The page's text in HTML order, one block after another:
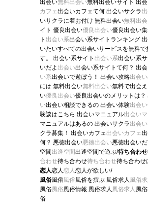
出会い無料出会い無料出会いサイト 出
カフェ出会いカフェて何 出会いサクラ
いサクラに着お付け 無料出会い無料出
イト 優良出会い優良出会い優良出会い
ト 出会い系出会い系サイトランキング
いたいすべての出会いサービスを無料で
す。 出会い系サイト 出会い系出会い系
いだよ 出会い出会い系サイトて何？ 出
い系出会いで遊ぼう！ 出会い攻略出会い
には 無料出会い無料出会い無料で出会
い優良出会い優良出会いのメリットは？
い出会い相談できるの 出会い体験出会
験談はこちら 出会いマニュアル出会い
マニュアルはあるの 出会いサクラ 出会
クラ募集！ 出会いカフェ出会いカフェ
何？ 悪徳出会い悪徳出会い悪徳出会い
空間出逢空間出逢空間で遊ぶ/待ち合わせ
合わせ待ち合わせ待ち合わせ待ち合わせ
恋人恋人恋人恋人が欲しい/
風俗風俗風俗風俗を撰ぶ 風俗求人 風俗求
風俗風俗風俗情報 風俗求人 風俗求人 風
俗